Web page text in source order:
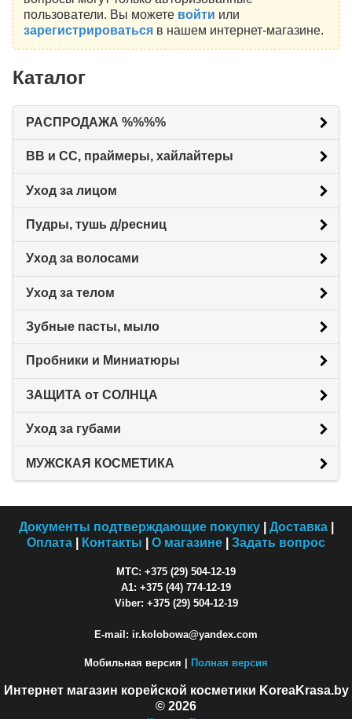
пользователи. Вы можете войти или
зарегистрироватьсяв нашем интернет-магазине.
Каталог
РАСПРОДАЖА %%%%
BB и CC, праймеры, хайлайтеры
Уход за лицом
Пудры, тушь д/ресниц
Уход за волосами
Уход за телом
Зубные пасты, мыло
Пробники и Миниатюры
ЗАЩИТА от СОЛНЦА
Уход за губами
МУЖСКАЯ КОСМЕТИКА
Документы подтверждающие покупку| Доставка|
Оплата
Контакты О магазине Задать вопрос
МТС: +375 (29) 504-12-19
A1: +375 (44) 774-12-19
Viber: +375 (29) 504-12-19
E-mail: ir.kolobowa@yandex.com
Мобильная версия | Полная версия
Интернет магазин корейской косметики KoreaKrasa.by
© 2026